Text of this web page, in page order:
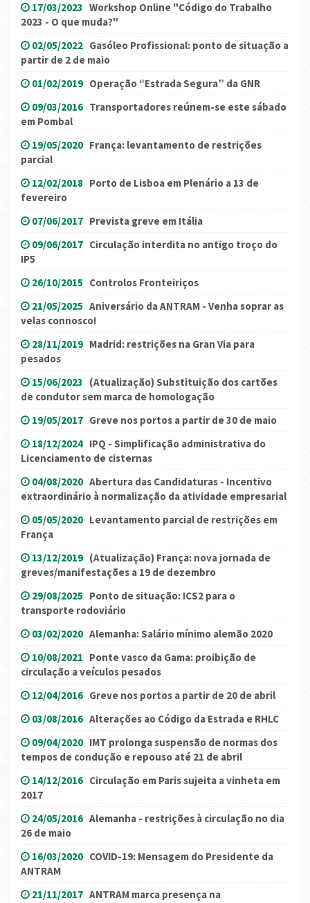
17/03/2023 Workshop Online "Código do Trabalho
2023 - O que muda?"
02/05/2022 Gasóleo Profissional: ponto de situação a
partir de 2 de maio
01/02/2019 Operação “Estrada Segura” da GNR
09/03/2016 Transportadores reúnem-se este sábado
em Pombal
19/05/2020 França: levantamento de restrições
parcial
12/02/2018 Porto de Lisboa em Plenário a 13 de
fevereiro
07/06/2017 Prevista greve em Itália
09/06/2017 Circulação interdita no antigo troço do
IP5
26/10/2015 Controlos Fronteiriços
21/05/2025 Aniversário da ANTRAM - Venha soprar as
velas connosco!
28/11/2019 Madrid: restrições na Gran Via para
pesados
15/06/2023 (Atualização) Substituição dos cartões
de condutor sem marca de homologação
19/05/2017 Greve nos portos a partir de 30 de maio
18/12/2024 IPQ - Simplificação administrativa do
Licenciamento de cisternas
04/08/2020 Abertura das Candidaturas - Incentivo
extraordinário à normalização da atividade empresarial
05/05/2020 Levantamento parcial de restrições em
França
13/12/2019 (Atualização) França: nova jornada de
greves/manifestações a 19 de dezembro
29/08/2025 Ponto de situação: ICS2 para o
transporte rodoviário
03/02/2020 Alemanha: Salário mínimo alemão 2020
10/08/2021 Ponte vasco da Gama: proibição de
circulação a veículos pesados
12/04/2016 Greve nos portos a partir de 20 de abril
03/08/2016 Alterações ao Código da Estrada e RHLC
09/04/2020 IMT prolonga suspensão de normas dos
tempos de condução e repouso até 21 de abril
14/12/2016 Circulação em Paris sujeita a vinheta em
2017
24/05/2016 Alemanha - restrições à circulação no dia
26 de maio
16/03/2020 COVID-19: Mensagem do Presidente da
ANTRAM
21/11/2017 ANTRAM marca presença na